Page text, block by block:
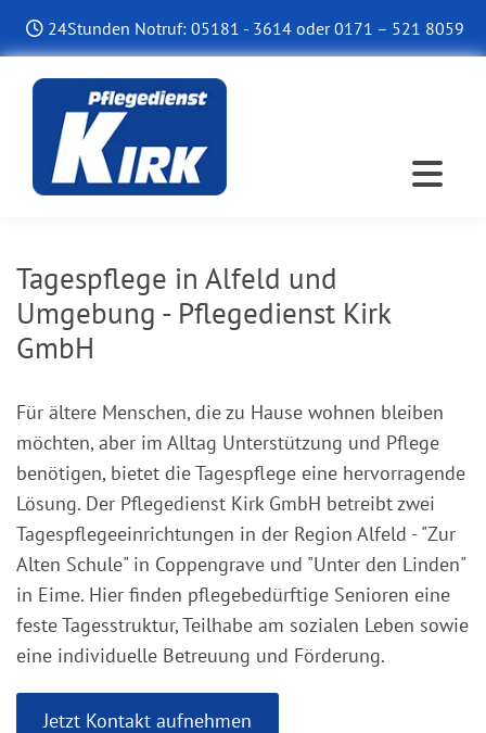
Zum Inhalt springen
 24Stunden Notruf: 05181 - 3614 oder0171 – 521 8059
Tagespflege in Alfeld und
Umgebung - Pflegedienst Kirk
GmbH
Für ältere Menschen, die zu Hause wohnen bleiben
möchten, aber im Alltag Unterstützung und Pflege
benötigen, bietet die Tagespflege eine hervorragende
Lösung. Der Pflegedienst Kirk GmbH betreibt zwei
Tagespflegeeinrichtungen in der Region Alfeld - "Zur
Alten Schule" in Coppengrave und "Unter den Linden"
in Eime. Hier finden pflegebedürftige Senioren eine
feste Tagesstruktur, Teilhabe am sozialen Leben sowie
eine individuelle Betreuung und Förderung.
Jetzt Kontakt aufnehmen